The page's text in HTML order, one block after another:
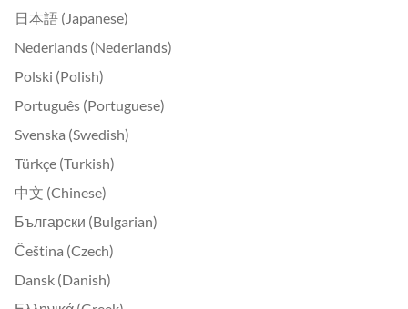
日本語 (Japanese)
Nederlands (Nederlands)
Polski (Polish)
Português (Portuguese)
Svenska (Swedish)
Türkçe (Turkish)
中文 (Chinese)
Български (Bulgarian)
Čeština (Czech)
Dansk (Danish)